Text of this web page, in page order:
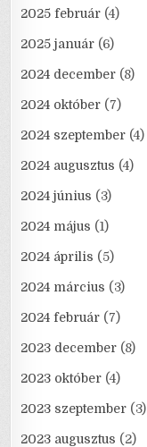
2025 február (4)
2025 január (6)
2024 december (8)
2024 október (7)
2024 szeptember (4)
2024 augusztus (4)
2024 június (3)
2024 május (1)
2024 április (5)
2024 március (3)
2024 február (7)
2023 december (8)
2023 október (4)
2023 szeptember (3)
2023 augusztus (2)